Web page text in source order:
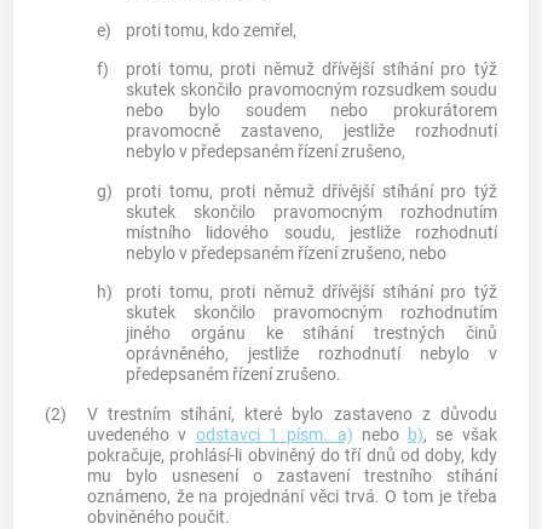
e)
proti tomu, kdo zemřel,
f)
proti tomu, proti němuž dřívější stíhání pro týž
skutek skončilo pravomocným rozsudkem soudu
nebo bylo soudem nebo prokurátorem
pravomocně zastaveno, jestliže rozhodnutí
nebylo v předepsaném řízení zrušeno,
g)
proti tomu, proti němuž dřívější stíhání pro týž
skutek skončilo pravomocným rozhodnutím
místního lidového soudu, jestliže rozhodnutí
nebylo v předepsaném řízení zrušeno, nebo
h)
proti tomu, proti němuž dřívější stíhání pro týž
skutek skončilo pravomocným rozhodnutím
jiného orgánu ke stíhánítrestných činů
oprávněného, jestliže rozhodnutí nebylo v
předepsaném řízení zrušeno.
(2)
V trestním stíhání, které bylo zastaveno z důvodu
uvedeného v odstavci 1 písm. a) nebo b), se však
pokračuje, prohlásí-li obviněný do tří dnů od doby, kdy
mu bylo usnesení o zastavení trestního stíhání
oznámeno, že na projednání věci trvá. O tom je třeba
obviněného poučit.